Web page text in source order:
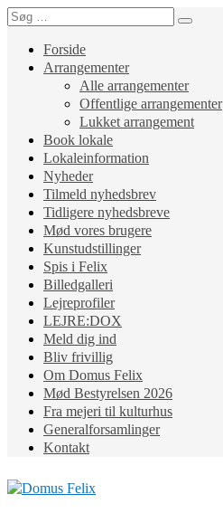
Forside
Arrangementer
Alle arrangementer
Offentlige arrangementer
Lukket arrangement
Book lokale
Lokaleinformation
Nyheder
Tilmeld nyhedsbrev
Tidligere nyhedsbreve
Mød vores brugere
Kunstudstillinger
Spis i Felix
Billedgalleri
Lejreprofiler
LEJRE:DOX
Meld dig ind
Bliv frivillig
Om Domus Felix
Mød Bestyrelsen 2026
Fra mejeri til kulturhus
Generalforsamlinger
Kontakt